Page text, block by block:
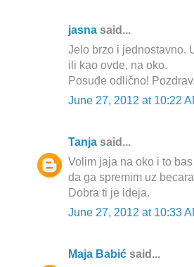
jasna said...
Jelo brzo i jednostavno.
ili kao ovde, na oko.
Posuđe odlično! Pozdrav.
June 27, 2012 at 10:22
Tanja said...
Volim jaja na oko i to
da ga spremim uz
Dobra ti je ideja.
June 27, 2012 at 10:33
Maja Babić said...